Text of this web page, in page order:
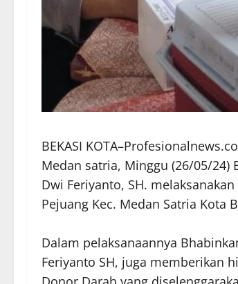
BEKASI
Medan satria, Minggu (26/05/
Dwi Feriyanto, SH.
Pejuang Kec. Medan Satria Kota
Dalam pelaksanaannya
Feriyanto SH, juga memberikan